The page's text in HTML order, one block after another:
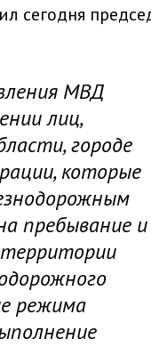
сегодня
МВД
лиц,
городе
которые
пребывание и
режима